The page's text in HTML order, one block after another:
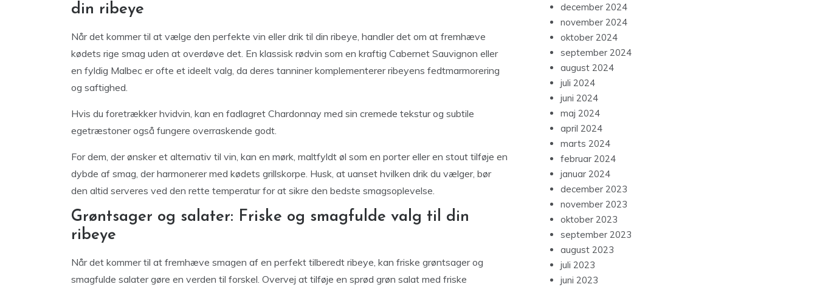
din ribeye
Når det kommer til at vælge den perfekte vin eller drik til din ribeye, handler det om at fremhæve
kødets rige smag uden at overdøve det. En klassisk rødvin som en kraftig Cabernet Sauvignon eller
en fyldig Malbec er ofte et ideelt valg, da deres tanniner komplementerer ribeyens fedtmarmorering
og saftighed.
Hvis du foretrækker hvidvin, kan en fadlagret Chardonnay med sin cremede tekstur og subtile
egetræstoner også fungere overraskende godt.
For dem, der ønsker et alternativ til vin, kan en mørk, maltfyldt øl som en porter eller en stout tilføje en
dybde af smag, der harmonerer med kødets grillskorpe. Husk, at uanset hvilken drik du vælger, bør
den altid serveres ved den rette temperatur for at sikre den bedste smagsoplevelse.
Grøntsager og salater: Friske og smagfulde valg til din
ribeye
Når det kommer til at fremhæve smagen af en perfekt tilberedt ribeye, kan friske grøntsager og
smagfulde salater gøre en verden til forskel. Overvej at tilføje en sprød grøn salat med friske
december 2024
november 2024
oktober 2024
september 2024
august 2024
juli 2024
juni 2024
maj 2024
april 2024
marts 2024
februar 2024
januar 2024
december 2023
november 2023
oktober 2023
september 2023
august 2023
juli 2023
juni 2023